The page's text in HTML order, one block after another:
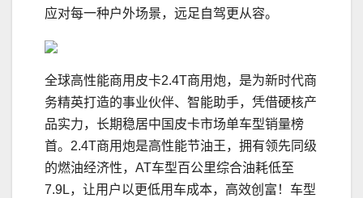
应对每一种户外场景，远足自驾更从容。
全球高性能商用皮卡2.4T商用炮，是为新时代商
务精英打造的事业伙伴、智能助手，凭借硬核产
品实力，长期稳居中国皮卡市场单车型销量榜
首。2.4T商用炮是高性能节油王，拥有领先同级
的燃油经济性，AT车型百公里综合油耗低至
7.9L，让用户以更低用车成本，高效创富！车型